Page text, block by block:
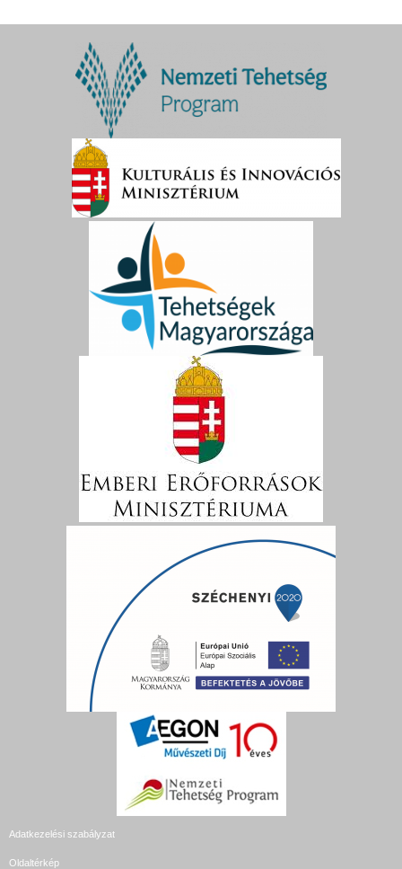
Adatkezelési szabályzat
Oldaltérkép